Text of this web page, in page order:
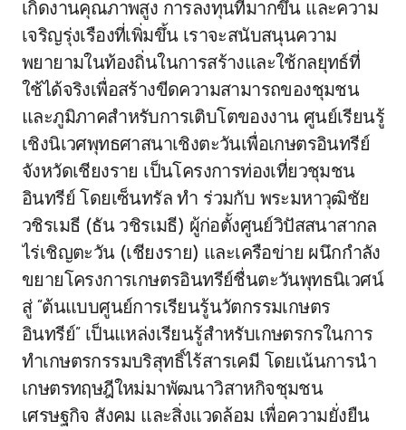
เกิดงานคุณภาพสูง การลงทุนที่มากขึ้น และความ
เจริญรุ่งเรืองที่เพิ่มขึ้น เราจะสนับสนุนความ
พยายามในท้องถิ่นในการสร้างและใช้กลยุทธ์ที่
ใช้ได้จริงเพื่อสร้างขีดความสามารถของชุมชน
และภูมิภาคสำหรับการเติบโตของงาน ศูนย์เรียนรู้
เชิงนิเวศพุทธศาสนาเชิงตะวันเพื่อเกษตรอินทรีย์
จังหวัดเชียงราย เป็นโครงการท่องเที่ยวชุมชน
อินทรีย์ โดยเซ็นทรัล ทำ ร่วมกับ พระมหาวุฒิชัย
วชิรเมธี (ธัน วชิรเมธี) ผู้ก่อตั้งศูนย์วิปัสสนาสากล
ไร่เชิญตะวัน (เชียงราย) และเครือข่าย ผนึกกำลัง
ขยายโครงการเกษตรอินทรีย์ชื่นตะวันพุทธนิเวศน์
สู่ “ต้นแบบศูนย์การเรียนรู้นวัตกรรมเกษตร
อินทรีย์” เป็นแหล่งเรียนรู้สำหรับเกษตรกรในการ
ทำเกษตรกรรมบริสุทธิ์ไร้สารเคมี โดยเน้นการนำ
เกษตรทฤษฎีใหม่มาพัฒนาวิสาหกิจชุมชน
เศรษฐกิจ สังคม และสิ่งแวดล้อม เพื่อความยั่งยืน